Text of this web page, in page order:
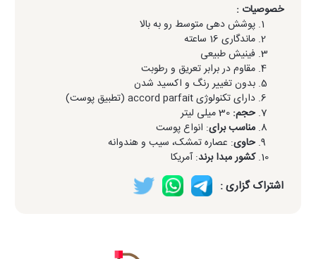
خصوصیات :
پوشش دهی متوسط رو به بالا
ماندگاری 16 ساعته
فینیش طبیعی
مقاوم در برابر تعریق و رطوبت
بدون تغییر رنگ و اکسید شدن
دارای تکنولوژی accord parfait (تطبیق پوست)
حجم:
مناسب برای: انواع پوست
حاوی: عصاره تمشک، سیب و هندوانه
کشور مبدا برند: آمریکا
اشتراک گزاری :